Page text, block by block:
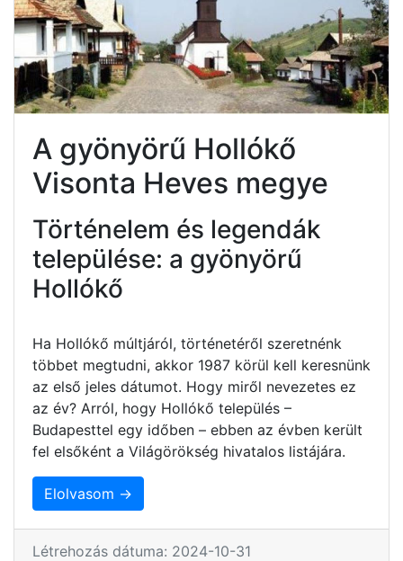
A gyönyörű Hollókő
Visonta Heves megye
Történelem és legendák
települése: a gyönyörű
Hollókő
Ha Hollókő múltjáról, történetéről szeretnénk
többet megtudni, akkor 1987 körül kell keresnünk
az első jeles dátumot. Hogy miről nevezetes ez
az év? Arról, hogy Hollókő település –
Budapesttel egy időben – ebben az évben került
fel elsőként a Világörökség hivatalos listájára.
Elolvasom →
Létrehozás dátuma: 2024-10-31